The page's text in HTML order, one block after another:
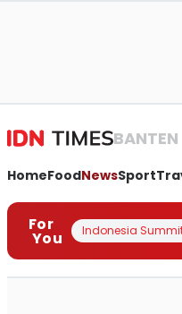
BANTEN
HomeFoodNewsSport
For
You Indonesia